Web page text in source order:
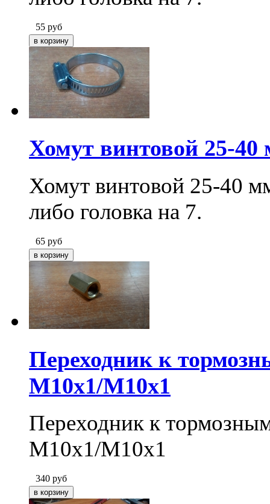
55 руб
Хомут винтовой 25-40
Хомут винтовой 25-40
либо головка на 7.
65 руб
Переходник к
M10x1/M10x1
Переходник к
M10x1/M10x1
340 руб